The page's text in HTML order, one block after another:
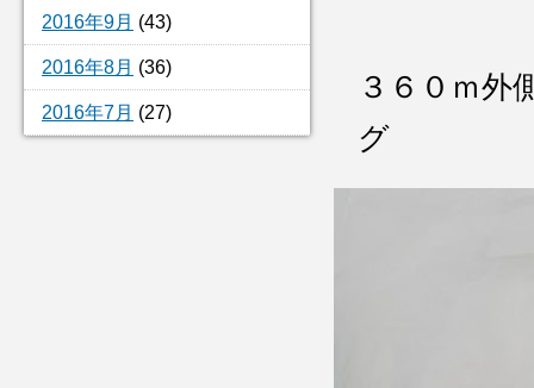
2016年9月 (43)
2016年8月 (36)
2016年7月 (27)
３６０ｍ
グ